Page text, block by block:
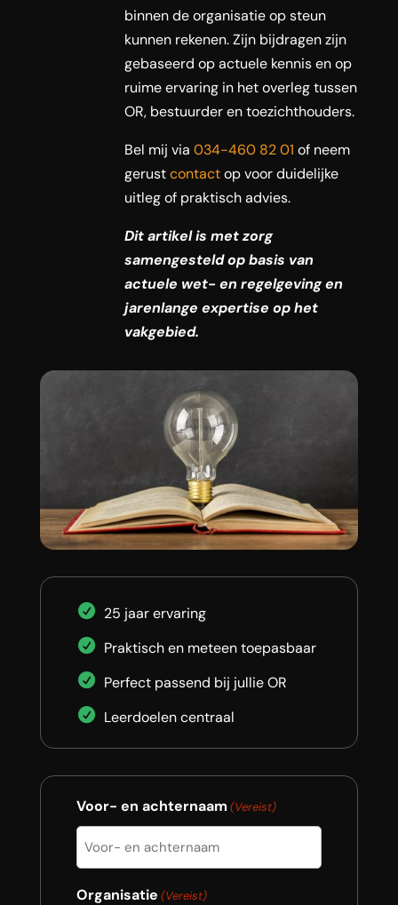
binnen de organisatie op steun
kunnen rekenen. Zijn bijdragen zijn
gebaseerd op actuele kennis en op
ruime ervaring in het overleg tussen
OR, bestuurder en toezichthouders.
Bel mij via 034-460 82 01 of neem
gerustcontactop voor duidelijke
uitleg of praktisch advies.
Dit artikel is met zorg
samengesteld op basis van
actuele wet- en regelgeving en
jarenlange expertise op het
vakgebied.
25 jaar ervaring
Praktisch en meteen toepasbaar
Perfect passend bij jullie OR
Leerdoelen centraal
Voor- en achternaam (Vereist)
Organisatie (Vereist)